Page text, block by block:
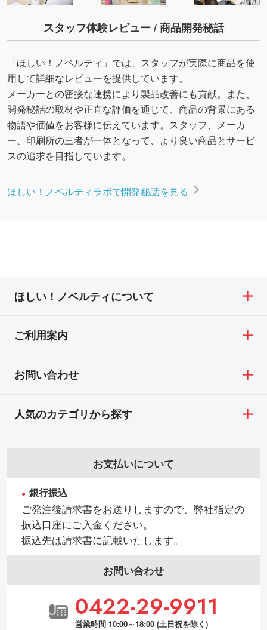
スタッフ体験レビュー / 商品開発秘話
「ほしい！ノベルティ」では、スタッフが実際に商品を使
用して詳細なレビューを提供しています。
メーカーとの密接な連携により製品改善にも貢献。また、
開発秘話の取材や正直な評価を通じて、商品の背景にある
物語や価値をお客様に伝えています。スタッフ、メーカ
ー、印刷所の三者が一体となって、より良い商品とサービ
スの追求を目指しています。
ほしい！ノベルティラボで開発秘話を見る
ほしい！ノベルティについて
ご利用案内
お問い合わせ
お支払いについて
銀行振込
ご発注後請求書をお送りしますので、弊社指定の
振込口座にご入金ください。
振込先は請求書に記載いたします。
お問い合わせ
0422-29-9911
営業時間 10:00～18:00 (土日祝を除く)
人気のカテゴリから探す